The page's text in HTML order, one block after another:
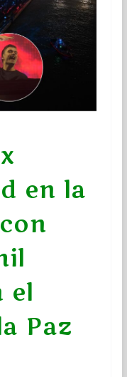
en la
el
Paz